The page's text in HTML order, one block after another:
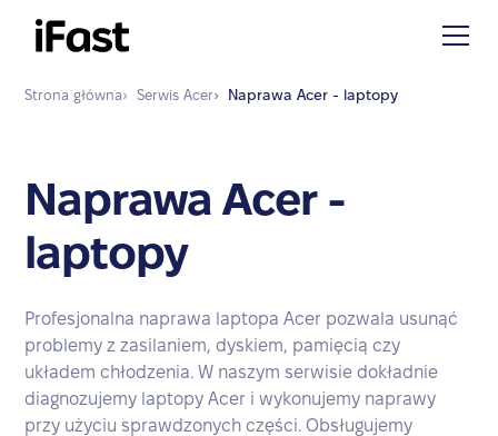
Strona główna› Serwis Acer› Naprawa Acer - laptopy
Naprawa Acer -
laptopy
Profesjonalna naprawa laptopa Acer pozwala usunąć
problemy z zasilaniem, dyskiem, pamięcią czy
układem chłodzenia. W naszym serwisie dokładnie
diagnozujemy laptopy Acer i wykonujemy naprawy
przy użyciu sprawdzonych części. Obsługujemy